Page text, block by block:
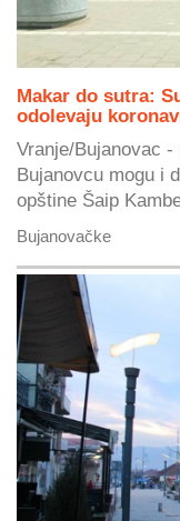
Makar do sutra:
odolevaju
Vranje/Bujanovac
Bujanovcu mogu i
opštine Šaip
Bujanovačke